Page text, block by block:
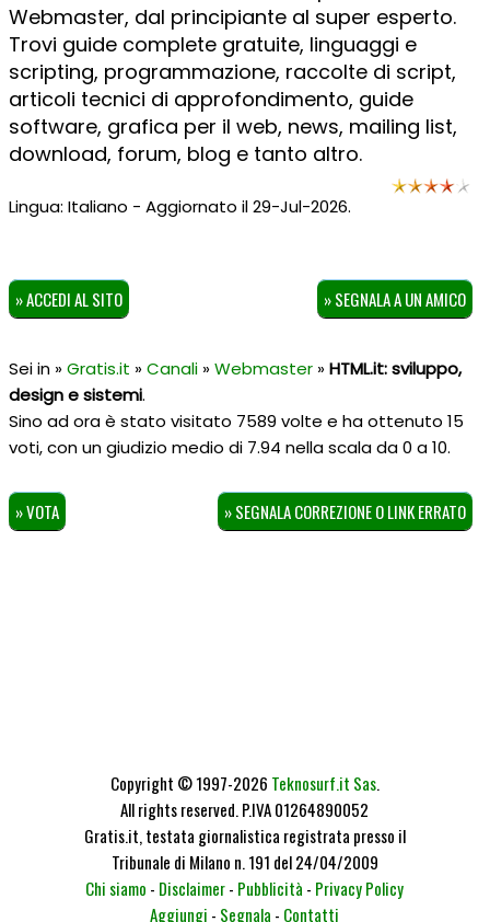
Webmaster, dal principiante al super esperto.
Trovi guide complete gratuite, linguaggi e
scripting, programmazione, raccolte di script,
articoli tecnici di approfondimento, guide
software, grafica per il web, news, mailing list,
download, forum, blog e tanto altro.
Lingua: Italiano - Aggiornato il 29-Jul-2026.
» ACCEDI AL SITO » SEGNALA A UN AMICO
Sei in »Gratis.it »Canali»Webmaster»HTML.it: sviluppo,
design e sistemi.
Sino ad ora è stato visitato 7589 volte e ha ottenuto 15
voti, con un giudizio medio di 7.94 nella scala da0 a10.
» VOTA » SEGNALA CORREZIONE O LINK ERRATO
Copyright © 1997-2026 Teknosurf.it Sas.
All rights reserved. P.IVA 01264890052
Gratis.it, testata giornalistica registrata presso il
Tribunale di Milano n. 191 del 24/04/2009
Chi siamo - Disclaimer- Pubblicità - Privacy Policy
Aggiungi - Segnala - Contatti